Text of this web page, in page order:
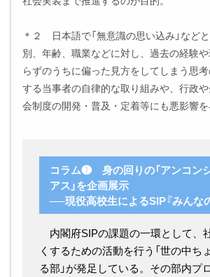
＊２ 日本語で「無意識の思い込み」など
別、年齢、職業などに対し、過去の経験
らずのうちに偏った見方をしてしまう思
する当事者の自律的な取り組みや、行政
会制度の開発・普及・定着等にも悪影響を
コラム❶ 身の回りの「アンコン
アス」を企画展示
──現役高校生によるSIP『みんな
内閣府SIPの課題の一環として、
くするための活動を行う「世の中ち
る部」が発足している。その部内プ